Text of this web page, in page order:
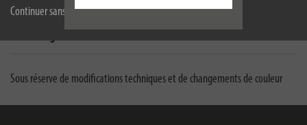
Continuer sans accepter
Sous réserve de modifications techniques et de changements de couleur